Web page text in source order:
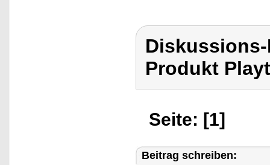
Produkt
Seite: [1]
Beitrag schreiben: